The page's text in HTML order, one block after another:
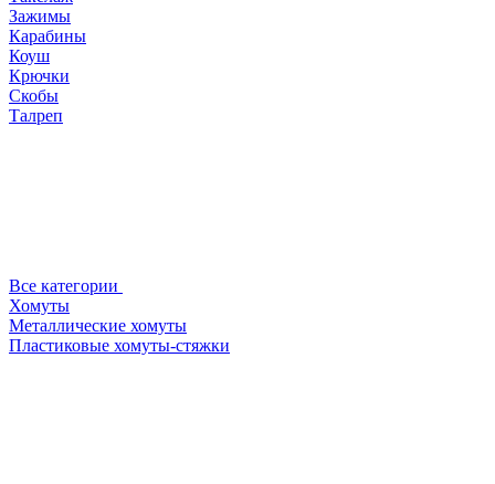
Зажимы
Карабины
Коуш
Крючки
Скобы
Талреп
Все категории
Хомуты
Металлические хомуты
Пластиковые хомуты-стяжки